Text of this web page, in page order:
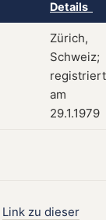
Details
Zürich,
Schweiz;
registriert
am
29.1.1979
Link zu dieser